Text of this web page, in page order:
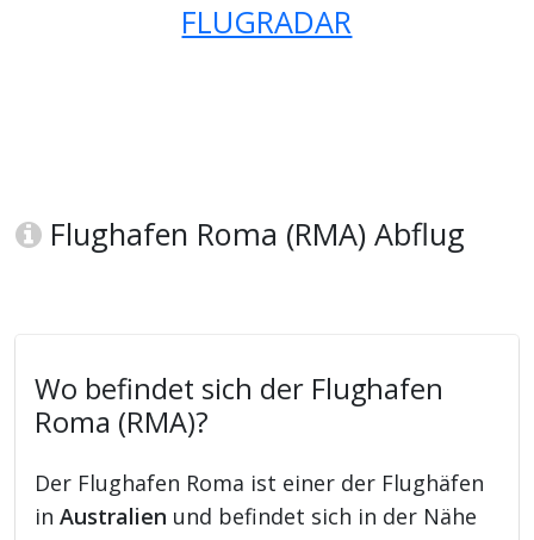
FLUGRADAR
Flughafen Roma (RMA) Abflug
Wo befindet sich der Flughafen
Roma (RMA)?
Der Flughafen Roma ist einer der Flughäfen
inAustralien und befindet sich in der Nähe